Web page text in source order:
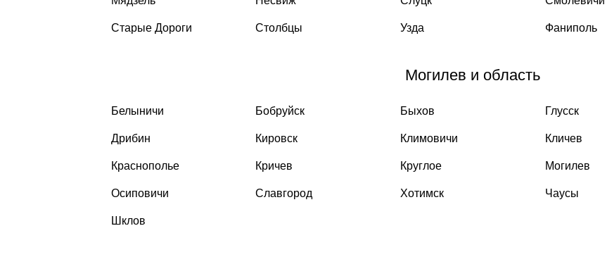
Старые Дороги Столбцы Узда Фаниполь
Могилев и область
Белыничи Бобруйск Быхов Глусск
Дрибин Кировск Климовичи Кличев
Краснополье Кричев Круглое Могилев
Осиповичи Славгород Хотимск Чаусы
Шклов